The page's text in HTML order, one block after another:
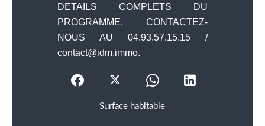
Surface habitable
DETAILS COMPLETS DU
PROGRAMME, CONTACTEZ-
NOUS AU 04.93.57.15.15 /
contact@idm.immo.